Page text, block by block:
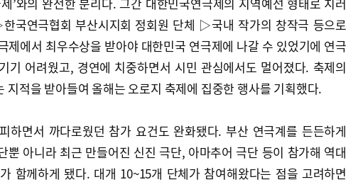
국연극협회 부산시지회 정회원 단체 ▷국내 작가의 창작극 등으로
제에서 최우수상을 받아야 대한민국 연극제에 나갈 수 있었기에 연극
기 어려웠고, 경연에 치중하면서 시민 관심에서도 멀어졌다. 축제의
지적을 받아들여 올해는 오로지 축제에 집중한 행사를 기획했다.
하면서 까다로웠던 참가 요건도 완화됐다. 부산 연극계를 든든하게
뿐 아니라 최근 만들어진 신진 극단, 아마추어 극단 등이 참가해 역대
함께하게 됐다. 대개 10~15개 단체가 참여해왔다는 점을 고려하면